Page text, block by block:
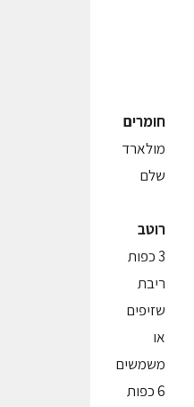
חומרים
מולארד
שלם
רוטב
3 כפות
ריבת
שזיפים
או
משמשים
6 כפות